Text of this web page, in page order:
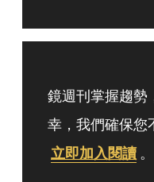
鏡週刊掌握趨勢
幸，我們確保您
立即加入閱讀 。